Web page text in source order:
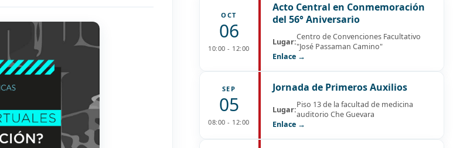
OCT
06
10:00 - 12:00
Acto Central en Conmemoración
del 56° Aniversario
Lugar:Centro de Convenciones Facultativo
"José Passaman Camino"
Enlace →
SEP
05
08:00 - 12:00
Jornada de Primeros Auxilios
Lugar:Piso 13 de la facultad de medicina
auditorio Che Guevara
Enlace →